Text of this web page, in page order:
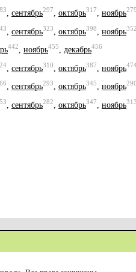
сентябрь297 октябрь317 ноябрь279
сентябрь323 октябрь398 ноябрь352
442, ноябрь455, декабрь456
сентябрь310 октябрь387 ноябрь
, сентябрь293, октябрь345, ноябрь290
сентябрь282 октябрь347 ноябрь313